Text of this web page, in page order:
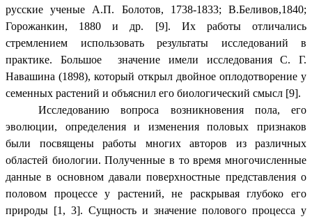
русские ученые А.П. Болотов, 1738-1833; В.Беливов,1840;
Горожанкин, 1880 и др. [9]. Их работы отличались
стремлением использовать результаты исследований в
практике. Большое значение имели исследования С. Г.
Навашина (1898), который открыл двойное оплодотворение у
семенных растений и объяснил его биологический смысл [9].
Исследованию вопроса возникновения пола, его
эволюции, определения и изменения половых признаков
были посвящены работы многих авторов из различных
областей биологии. Полученные в то время многочисленные
данные в основном давали поверхностные представления о
половом процессе у растений, не раскрывая глубоко его
природы [1, 3]. Сущность и значение полового процесса у